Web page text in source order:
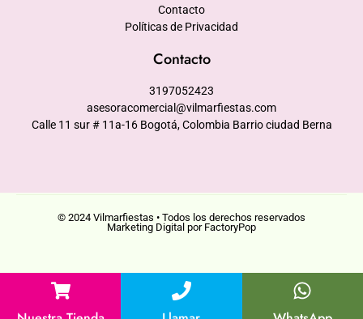
Contacto
Políticas de Privacidad
Contacto
3197052423
asesoracomercial@vilmarfiestas.com
Calle 11 sur # 11a-16 Bogotá, Colombia Barrio ciudad Berna
© 2024 Vilmarfiestas • Todos los derechos reservados
Marketing Digital por FactoryPop